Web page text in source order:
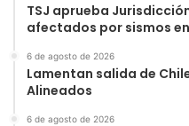
TSJ aprueba
afectados por sismos
6 de agosto de 2026
Lamentan salida de
Alineados
6 de agosto de 2026